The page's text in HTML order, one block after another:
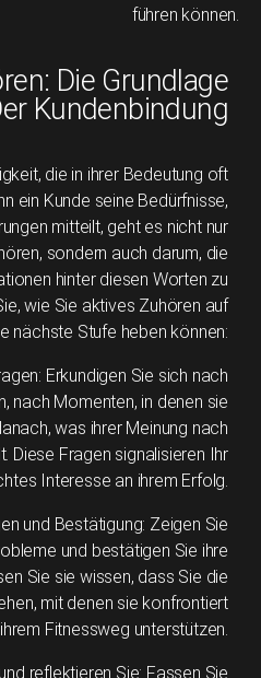
führen können.
Die Grundlage
Kundenbindung
die in ihrer Bedeutung oft
ein Kunde seine Bedürfnisse,
mitteilt, geht es nicht nur
sondern auch darum, die
hinter diesen Worten zu
wie Sie aktives Zuhören auf
nächste Stufe heben können:
Erkundigen Sie sich nach
nach Momenten, in denen sie
was ihrer Meinung nach
Diese Fragen signalisieren Ihr
Interesse an ihrem Erfolg.
und Bestätigung: Zeigen Sie
und bestätigen Sie ihre
Sie sie wissen, dass Sie die
mit denen sie konfrontiert
Fitnessweg unterstützen.
reflektieren Sie: Fassen Sie